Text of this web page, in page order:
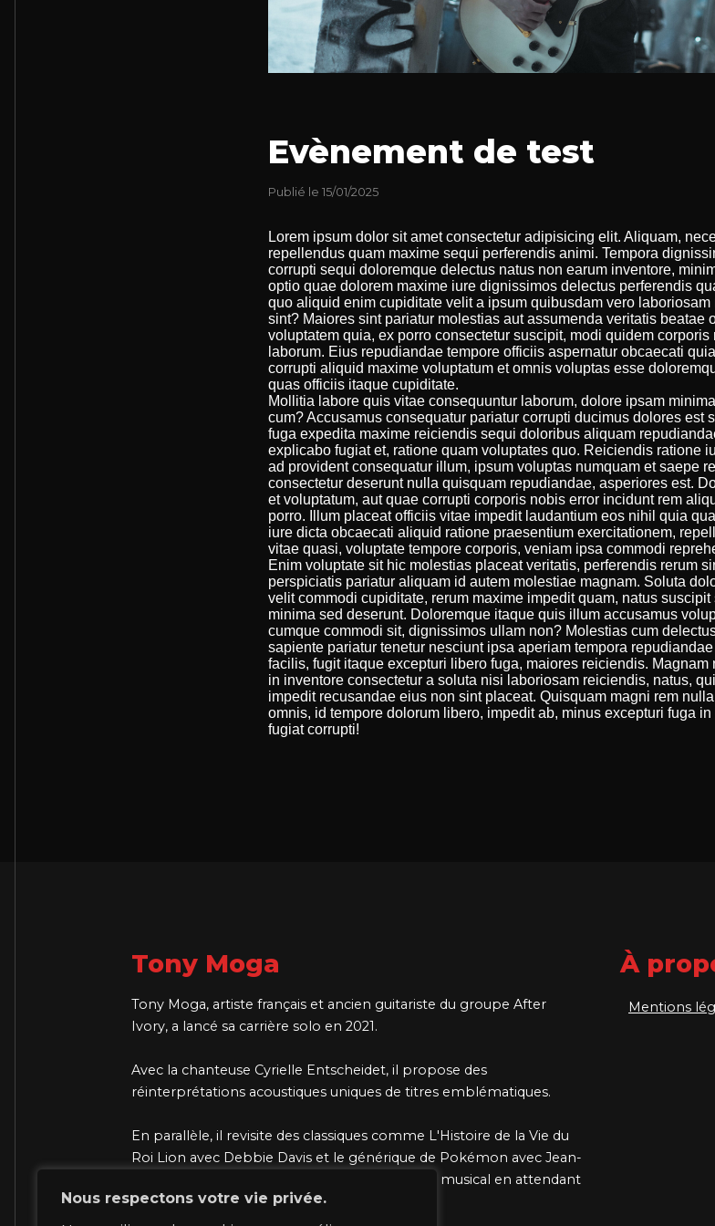
Nous respectons votre vie privée.
Evènement de test
Publié le 15/01/2025
Lorem ipsum dolor sit amet consectetur adipisicing elit. Aliquam,
repellendus quam maxime sequi perferendis animi. Tempora
corrupti sequi doloremque delectus natus non earum inventore,
optio quae dolorem maxime iure dignissimos delectus perferendis
quo aliquid enim cupiditate velit a ipsum quibusdam vero
sint? Maiores sint pariatur molestias aut assumenda veritatis beatae
voluptatem quia, ex porro consectetur suscipit, modi quidem
laborum. Eius repudiandae tempore officiis aspernatur obcaecati
corrupti aliquid maxime voluptatum et omnis voluptas esse
quas officiis itaque cupiditate.
Mollitia labore quis vitae consequuntur laborum, dolore ipsam
cum? Accusamus consequatur pariatur corrupti ducimus dolores est
fuga expedita maxime reiciendis sequi doloribus aliquam
explicabo fugiat et, ratione quam voluptates quo. Reiciendis ratione
ad provident consequatur illum, ipsum voluptas numquam et saepe
consectetur deserunt nulla quisquam repudiandae, asperiores est.
et voluptatum, aut quae corrupti corporis nobis error incidunt rem
porro. Illum placeat officiis vitae impedit laudantium eos nihil quia
iure dicta obcaecati aliquid ratione praesentium exercitationem,
vitae quasi, voluptate tempore corporis, veniam ipsa commodi
Enim voluptate sit hic molestias placeat veritatis, perferendis rerum
perspiciatis pariatur aliquam id autem molestiae magnam. Soluta
velit commodi cupiditate, rerum maxime impedit quam, natus
minima sed deserunt. Doloremque itaque quis illum accusamus
cumque commodi sit, dignissimos ullam non? Molestias cum
sapiente pariatur tenetur nesciunt ipsa aperiam tempora
facilis, fugit itaque excepturi libero fuga, maiores reiciendis.
in inventore consectetur a soluta nisi laboriosam reiciendis, natus,
impedit recusandae eius non sint placeat. Quisquam magni rem
omnis, id tempore dolorum libero, impedit ab, minus excepturi fuga
fugiat corrupti!
Tony Moga
Tony Moga, artiste français et ancien guitariste du groupe After
Ivory, a lancé sa carrière solo en 2021.
Avec la chanteuse Cyrielle Entscheidet, il propose des
réinterprétations acoustiques uniques de titres emblématiques.
En parallèle, il revisite des classiques comme L'Histoire de la Vie du
Roi Lion avec Debbie Davis et le générique de Pokémon avec Jean-
Marc Anthony Kabeya. Découvrez son univers musical en attendant
son premier single Libre.
À
Mentions